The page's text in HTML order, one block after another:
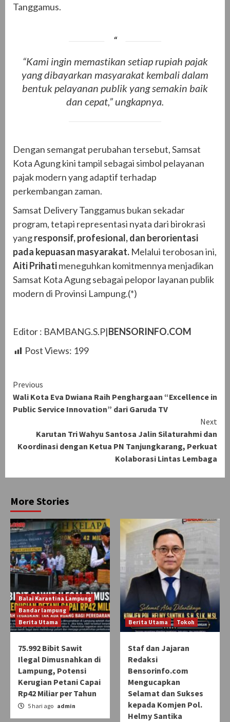
Tanggamus.
“Kami ingin memastikan setiap rupiah pajak
yang dibayarkan masyarakat kembali dalam
bentuk pelayanan publik yang semakin baik
dan cepat,” ungkapnya.
Dengan semangat perubahan tersebut, Samsat
Kota Agung kini tampil sebagai simbol pelayanan
pajak modern yang adaptif terhadap
perkembangan zaman.
Samsat Delivery Tanggamus bukan sekadar
program, tetapi representasi nyata dari birokrasi
yangresponsif, profesional, dan berorientasi
pada kepuasan masyarakat. Melalui terobosan ini,
Aiti Prihatimeneguhkan komitmennya menjadikan
Samsat Kota Agung sebagai pelopor layanan publik
modern di Provinsi Lampung.(*)
Editor : BAMBANG.S.P|BENSORINFO.COM
Post Views: 199
Continue
Reading
Previous
Wali Kota Eva Dwiana Raih Penghargaan “Excellence in
Public Service Innovation” dari Garuda TV
Next
Karutan Tri Wahyu Santosa Jalin Silaturahmi dan
Koordinasi dengan Ketua PN Tanjungkarang, Perkuat
Kolaborasi Lintas Lembaga
More Stories
Balai Karantina Lampung
Bandar lampung
Berita Utama
75.992 Bibit Sawit
Ilegal Dimusnahkan di
Lampung, Potensi
Kerugian Petani Capai
Rp42 Miliar per Tahun
5 hari ago admin
Berita Utama Tokoh
Staf dan Jajaran
Redaksi
Bensorinfo.com
Mengucapkan
Selamat dan Sukses
kepada Komjen Pol.
Helmy Santika